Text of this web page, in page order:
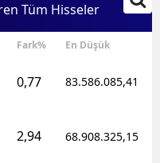
Tüm Hisseler
Fark% En Düşük
0,77 83.586.085,41
2,94 68.908.325,15